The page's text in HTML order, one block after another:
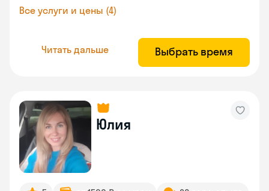
Все услуги и цены (4)
Читать дальше Выбрать время
Юлия